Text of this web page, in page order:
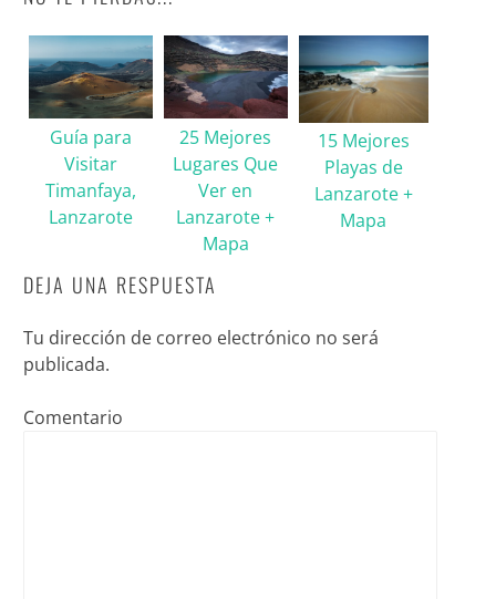
Guía para
Visitar
Timanfaya,
Lanzarote
25 Mejores
Lugares Que
Ver en
Lanzarote +
Mapa
15 Mejores
Playas de
Lanzarote +
Mapa
DEJA UNA RESPUESTA
Tu dirección de correo electrónico no será
publicada.
Comentario